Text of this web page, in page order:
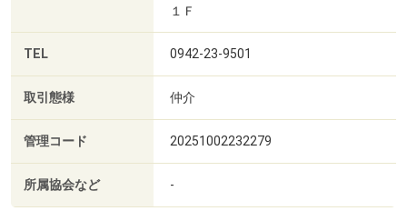
１Ｆ
TEL 0942-23-9501
取引態様 仲介
管理コード 20251002232279
所属協会など -